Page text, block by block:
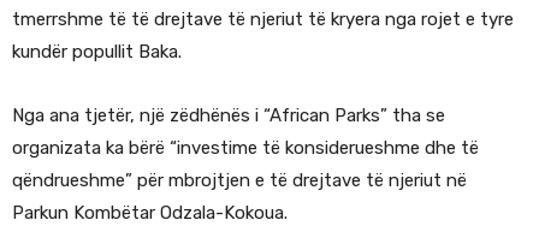
tmerrshme të të drejtave të njeriut të kryera nga rojet e tyre
kundër popullit Baka.
Nga ana tjetër, një zëdhënës i “African Parks” tha se
organizata ka bërë “investime të konsiderueshme dhe të
qëndrueshme” për mbrojtjen e të drejtave të njeriut në
Parkun Kombëtar Odzala-Kokoua.